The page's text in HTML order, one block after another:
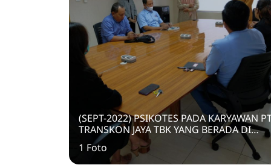
(SEPT-2022) PSIKOTES PADA KARYAWAN
TRANSKON JAYA TBK YANG BERADA DI
LEVEL SUPERVISOR DAN JUNIOR MANAJER
1 Foto